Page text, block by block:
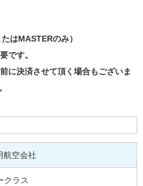
はMASTERのみ）
です。
に決済させて頂く場合もございま
航空会社
クラス